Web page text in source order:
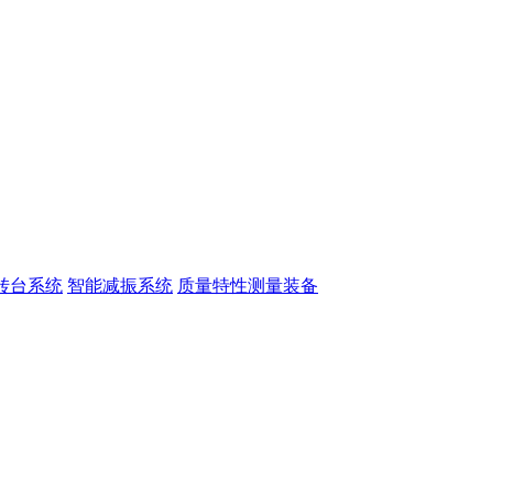
台系统 智能减振系统 质量特性测量装备